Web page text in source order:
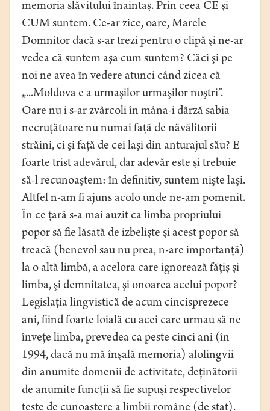
memoria slăvitului înaintaş. Prin ceea CE şi
CUM suntem. Ce-ar zice, oare, Marele
Domnitor dacă s-ar trezi pentru o clipă şi ne-ar
vedea că suntem aşa cum suntem? Căci şi pe
noi ne avea în vedere atunci când zicea că
„...Moldova e a urmaşilor urmaşilor noştri”.
Oare nu i s-ar zvârcoli în mâna-i dârză sabia
necruţătoare nu numai faţă de năvălitorii
străini, ci şi faţă de cei laşi din anturajul său? E
foarte trist adevărul, dar adevăr este şi trebuie
să-l recunoaştem: în definitiv, suntem nişte laşi.
Altfel n-am fi ajuns acolo unde ne-am pomenit.
În ce ţară s-a mai auzit ca limba propriului
popor să fie lăsată de izbelişte şi acest popor să
treacă (benevol sau nu prea, n-are importanţă)
la o altă limbă, a acelora care ignorează făţiş şi
limba, şi demnitatea, şi onoarea acelui popor?
Legislaţia lingvistică de acum cincisprezece
ani, fiind foarte loială cu acei care urmau să ne
înveţe limba, prevedea ca peste cinci ani (în
1994, dacă nu mă înşală memoria) alolingvii
din anumite domenii de activitate, deţinătorii
de anumite funcţii să fie supuşi respectivelor